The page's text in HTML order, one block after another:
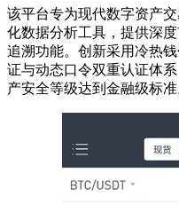
该平台专为现代数字资产
化数据分析工具，提供深
追溯功能。创新采用冷热
证与动态口令双重认证体
产安全等级达到金融级标准